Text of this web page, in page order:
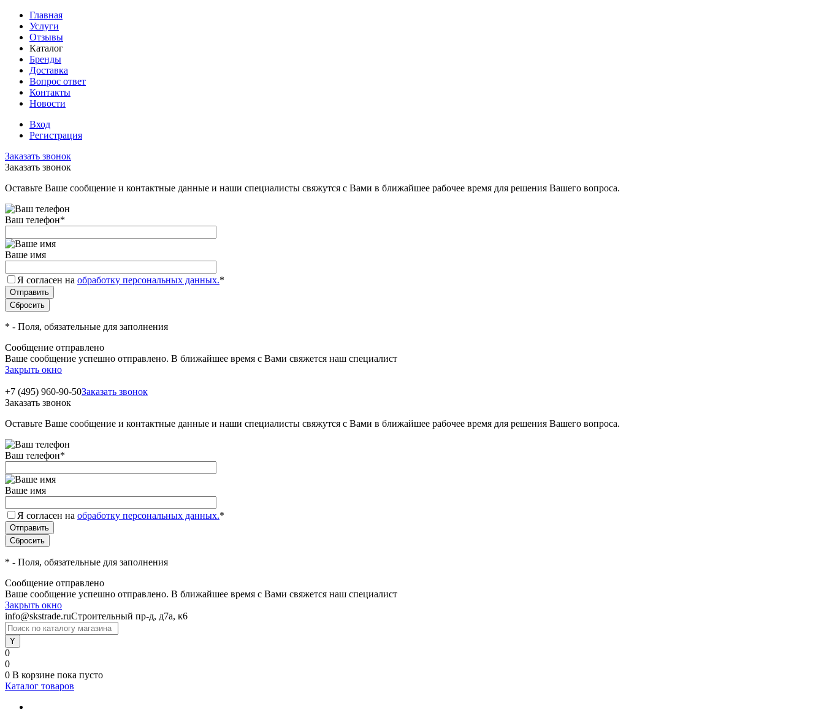
Главная
Услуги
Отзывы
Каталог
Бренды
Доставка
Вопрос ответ
Контакты
Новости
Вход
Регистрация
Заказать звонок
Заказать звонок
Оставьте Ваше сообщение и контактные данные и наши специалисты свяжутся с Вами в ближайшее рабочее время для решения Вашего вопроса.
Ваш телефон*
Ваше имя
Я согласен на обработку персональных данных.*
* - Поля, обязательные для заполнения
Сообщение отправлено
Ваше сообщение успешно отправлено. В ближайшее время с Вами свяжется наш специалист
Закрыть окно
+7 (495) 960-90-50Заказать звонок
Заказать звонок
Оставьте Ваше сообщение и контактные данные и наши специалисты свяжутся с Вами в ближайшее рабочее время для решения Вашего вопроса.
Ваш телефон*
Ваше имя
Я согласен на обработку персональных данных.*
* - Поля, обязательные для заполнения
Сообщение отправлено
Ваше сообщение успешно отправлено. В ближайшее время с Вами свяжется наш специалист
Закрыть окно
info@skstrade.ruСтроительный пр-д, д7а, к6
0
0
0 В корзине пока пусто
Каталог товаров